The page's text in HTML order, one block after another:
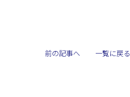
前の記事へ 一覧に戻る